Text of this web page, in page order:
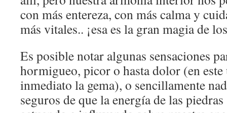
con más entereza, con más calma y
más vitales.. ¡esa es la gran magia de
Es posible notar algunas sensaciones
hormigueo, picor o hasta dolor (en
inmediato la gema), o sencillamente
seguros de que la energía de las